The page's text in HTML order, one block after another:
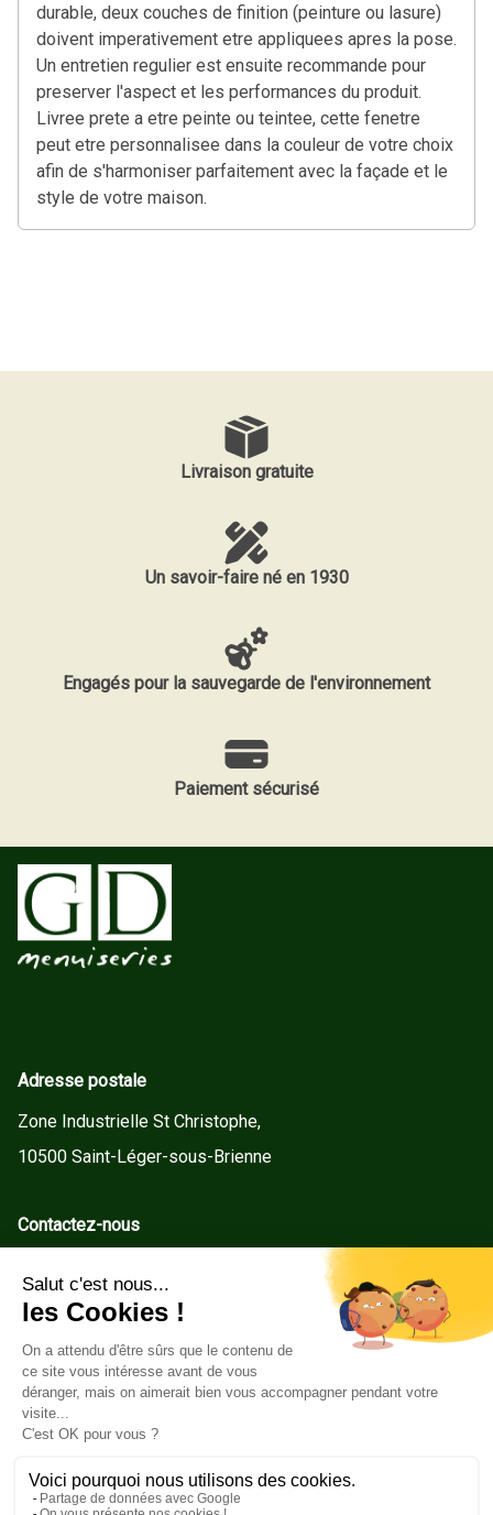
durable, deux couches de finition (peinture ou lasure)
doivent imperativement etre appliquees apres la pose.
Un entretien regulier est ensuite recommande pour
preserver l'aspect et les performances du produit.
Livree prete a etre peinte ou teintee, cette fenetre
peut etre personnalisee dans la couleur de votre choix
afin de s'harmoniser parfaitement avec la façade et le
style de votre maison.
Livraison gratuite
Un savoir-faire né en 1930
Engagés pour la sauvegarde de l'environnement
Paiement sécurisé
Adresse postale
Zone Industrielle St Christophe,
10500 Saint-Léger-sous-Brienne
Contactez-nous
Tel : +33(0)3 25 92 78 60
Service client
Conditions Générales de Vente
Mentions légales
Politique de cookies